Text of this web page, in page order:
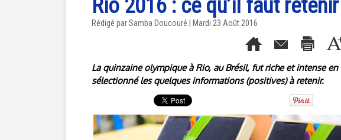
Rio 2016 : ce qu’il faut
Rédigé parSamba Doucouré | Mardi 23 Août 2016
La quinzaine olympique à Rio, au Brésil, fut riche et intense
sélectionné les quelques informations (positives) à retenir.